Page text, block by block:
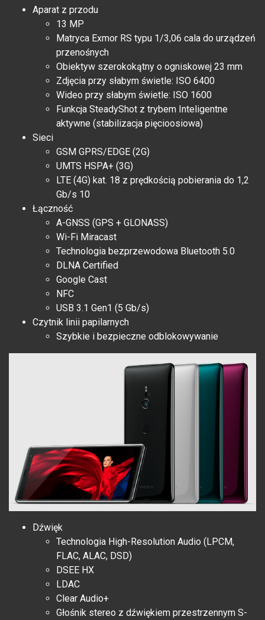
Aparat z przodu
13 MP
Matryca Exmor RS typu 1/3,06 cala do urządzeń
przenośnych
Obiektyw szerokokątny o ogniskowej 23 mm
Zdjęcia przy słabym świetle: ISO 6400
Wideo przy słabym świetle: ISO 1600
Funkcja SteadyShot z trybem Inteligentne
aktywne (stabilizacja pięcioosiowa)
Sieci
GSM GPRS/EDGE (2G)
UMTS HSPA+ (3G)
LTE (4G) kat. 18 z prędkością pobierania do 1,2
Gb/s 10
Łączność
A-GNSS (GPS + GLONASS)
Wi-Fi Miracast
Technologia bezprzewodowa Bluetooth 5.0
DLNA Certified
Google Cast
NFC
USB 3.1 Gen1 (5 Gb/s)
Czytnik linii papilarnych
Szybkie i bezpieczne odblokowywanie
Dźwięk
Technologia High-Resolution Audio (LPCM,
FLAC, ALAC, DSD)
DSEE HX
LDAC
Clear Audio+
Głośnik stereo z dźwiękiem przestrzennym S-